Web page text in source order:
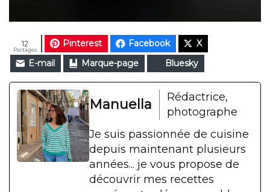
Pinterest Facebook
X
E-mail
Marque-page Bluesky
Partages
12
Manuella
Rédactrice,
photographe
Je suis passionnée de cuisine
depuis maintenant plusieurs
années... je vous propose de
découvrir mes recettes